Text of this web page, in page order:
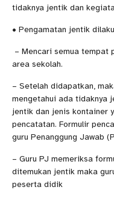
tidaknya jentik dan
• Pengamatan jentik
– Mencari semua tempat
area sekolah.
– Setelah didapatkan,
mengetahui ada tidaknya
jentik dan jenis kontainer
pencatatan. Formulir
guru Penanggung Jawab
– Guru PJ memeriksa
ditemukan jentik maka
peserta didik